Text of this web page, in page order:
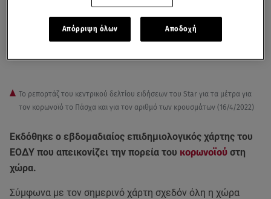
To ρεπορτάζ του κεντρικού δελτίου ειδήσεων του Star για τα μέτρα για
τον κορωνοϊό το Πάσχα και για τον αριθμό των κρουσμάτων (16/4/2022)
Εκδόθηκε ο εβδομαδιαίος επιδημιολογικός χάρτης του
ΕΟΔΥ που απεικονίζει την πορεία του κορωνοϊού στη
χώρα.
Σύμφωνα με τον σημερινό χάρτη σχεδόν όλη η χώρα
Απόρριψη όλων Αποδοχή